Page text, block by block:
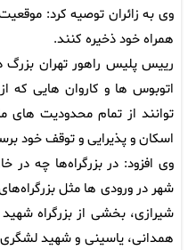
وی به زائران توصیه کرد:
همراه خود ذخیره کنند.
رییس پلیس راهور تهران
اتوبوس ها و کاروان هایی که
توانند از تمام محدودیت
اسکان و پذیرایی و توقف خود
وی افزود: در بزرگراه‌ها چه
شهر در ورودی ها مثل
شیرازی، بخشی از بزرگراه
همدانی، یاسینی و شهید